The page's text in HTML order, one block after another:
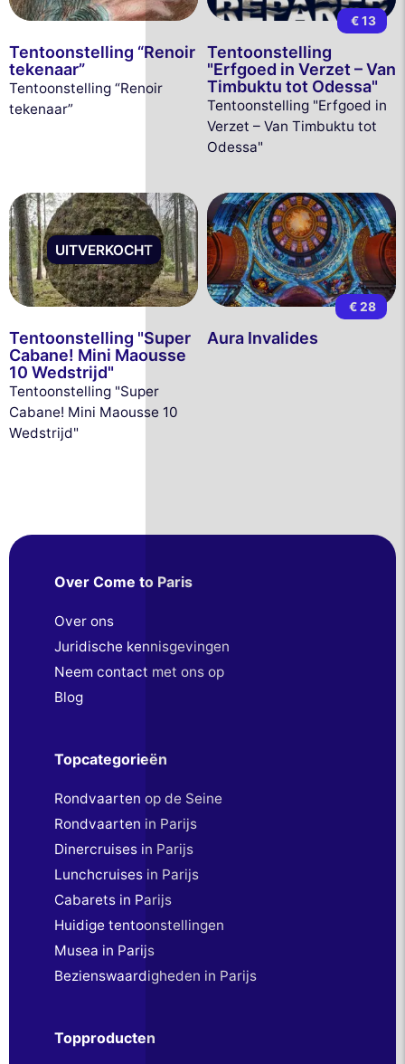
Tentoonstelling “Renoir
tekenaar”
Tentoonstelling “Renoir
tekenaar”
€ 13
Tentoonstelling
"Erfgoed in Verzet – Van
Timbuktu tot Odessa"
Tentoonstelling "Erfgoed in
Verzet – Van Timbuktu tot
Odessa"
UITVERKOCHT
Tentoonstelling "Super
Cabane! Mini Maousse
10 Wedstrijd"
Tentoonstelling "Super
Cabane! Mini Maousse 10
Wedstrijd"
€ 28
Aura Invalides
Over Come to Paris
Over ons
Juridische kennisgevingen
Neem contact met ons op
Blog
Topcategorieën
Rondvaarten op de Seine
Rondvaarten in Parijs
Dinercruises in Parijs
Lunchcruises in Parijs
Cabarets in Parijs
Huidige tentoonstellingen
Musea in Parijs
Bezienswaardigheden in Parijs
Topproducten